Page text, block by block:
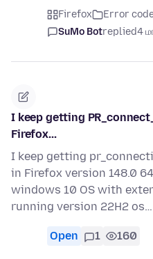
Firefox Error
SuMo Botreplied4
I keep getting
Firefox...
I keep getting
in Firefox version 148.0
windows 10 OS with
running version 22H2 os…
Open 1 160